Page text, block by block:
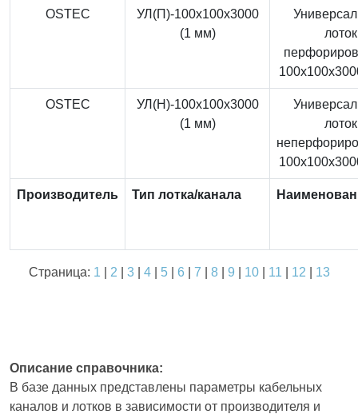
OSTEC
УЛ(П)-100x100x3000
(1 мм)
лоток
OSTEC
УЛ(Н)-100x100x3000
(1 мм)
лоток
Производитель Тип лотка/канала
Страница: 1 2 3| 4| 5| 6 7 8| 9 10| 11 12 13
Описание справочника:
В базе данных представлены параметры кабельных
каналов и лотков в зависимости от производителя и